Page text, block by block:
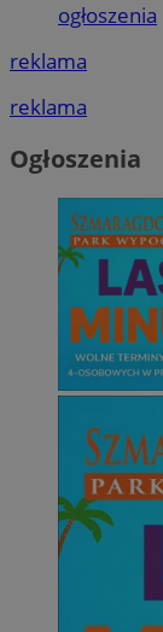
ogłoszenia
reklama
reklama
Ogłoszenia